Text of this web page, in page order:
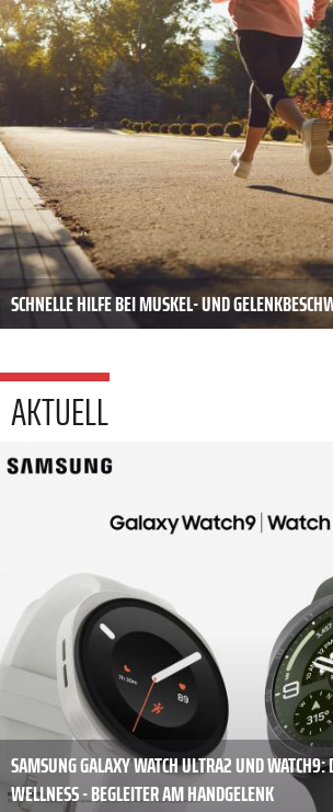
SCHNELLE HILFE BEI MUSKEL- UND
AKTUELL
SAMSUNG GALAXY WATCH ULTRA2 UND WATCH9:
WELLNESS - BEGLEITER AM HANDGELENK